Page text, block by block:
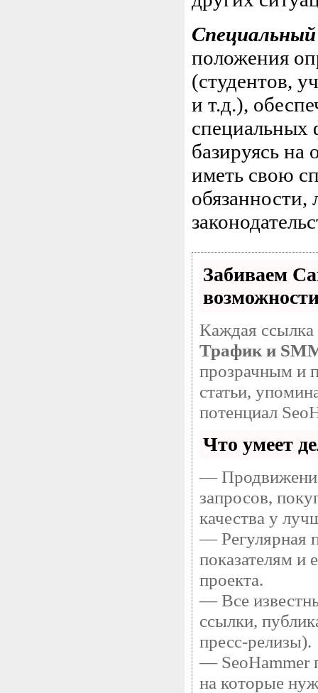
положения
(студентов,
и т.д.),
специальных
базируясь на
иметь свою
Забиваем
Каждая ссылка
Трафик и
прозрачным и
статьи,
потенциал
Что умеет
—
запросов,
качества у
— Регулярная
показателям и
проекта.
— Все
ссылки,
пресс-релизы).
— SeoHammer
на которые